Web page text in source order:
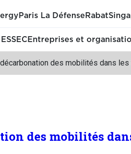
Paris La Défense Rabat
Entreprises et
des mobilités dans
des mobilités